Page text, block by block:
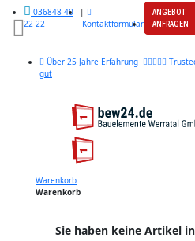
036848 40
22 22
|
Kontaktformular
ANGEBOT
ANFRAGEN
Über 25 Jahre Erfahrung
gut
Warenkorb
Warenkorb
Sie haben keine Artikel